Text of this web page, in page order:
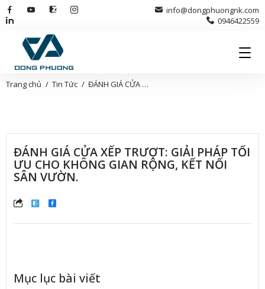
info@dongphuongnk.com
0946422559
Trang chủ Tin Tức ĐÁNH GIÁ CỬA XẾP TRƯỢT: GIẢI PHÁP TỐI ƯU CHO KHÔNG GIAN RỘNG, KẾT NỐI SÂN VƯỜN.
ĐÁNH GIÁ CỬA XẾP TRƯỢT: GIẢI PHÁP TỐI
ƯU CHO KHÔNG GIAN RỘNG, KẾT NỐI
SÂN VƯỜN.
Mục lục bài viết